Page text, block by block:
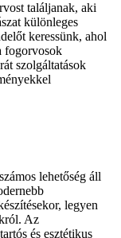
találjanak, aki
különleges
keressünk, ahol
fogorvosok
szolgáltatások
lehetőség áll
legyen
Az
és esztétikus